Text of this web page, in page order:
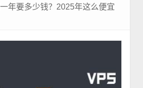
年要多少钱？2025年这么便宜